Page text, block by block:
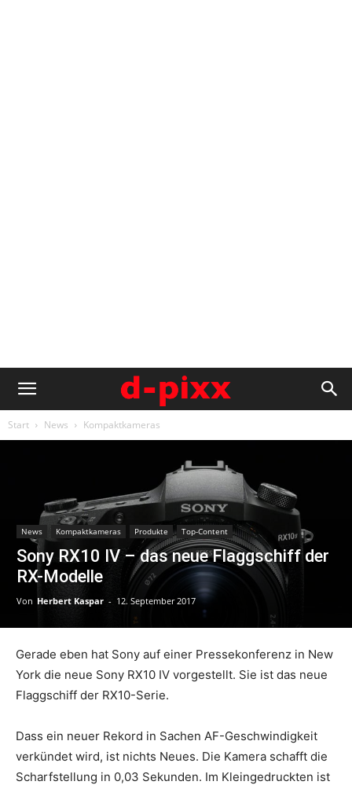
Start News Kompaktkameras
News Kompaktkameras Produkte Top-Content
Sony RX10 IV – das neue Flaggschiff der
RX-Modelle
Von Herbert Kaspar - 12. September 2017
Gerade eben hat Sony auf einer Pressekonferenz in New
York die neue Sony RX10 IV vorgestellt. Sie ist das neue
Flaggschiff der RX10-Serie.
Dass ein neuer Rekord in Sachen AF-Geschwindigkeit
verkündet wird, ist nichts Neues. Die Kamera schafft die
Scharfstellung in 0,03 Sekunden. Im Kleingedruckten ist